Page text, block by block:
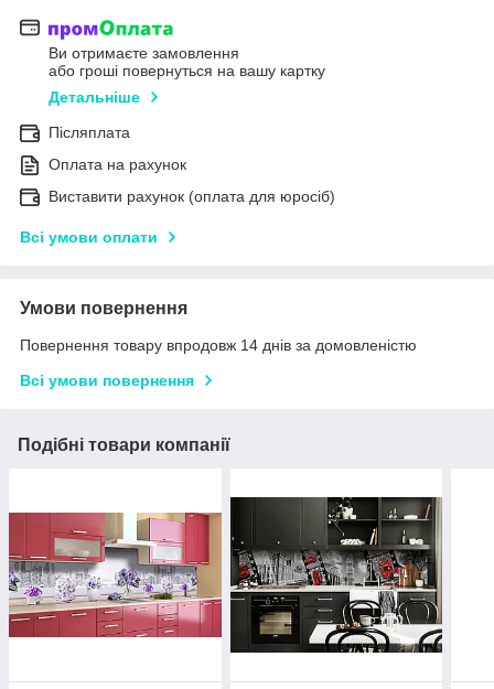
Ви отримаєте замовлення
або гроші повернуться на вашу картку
Детальніше
Післяплата
Оплата на рахунок
Виставити рахунок (оплата для юросіб)
Всі умови оплати
Умови повернення
Повернення товару впродовж 14 днів за домовленістю
Всі умови повернення
Подібні товари компанії